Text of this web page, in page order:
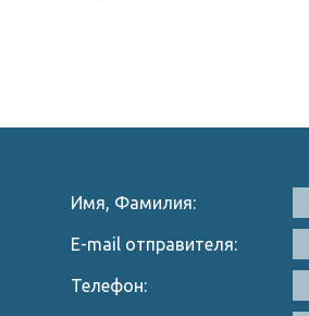
Имя, Фамилия:
E-mail отправителя:
Телефон: